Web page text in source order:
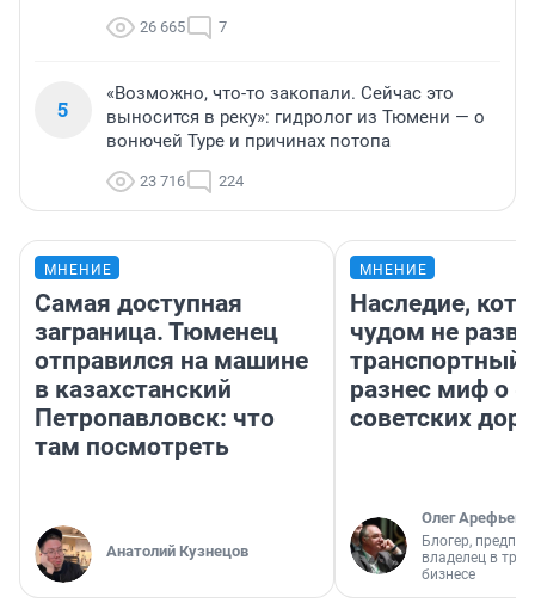
26 665 7
5
«Возможно, что-то закопали. Сейчас это
выносится в реку»: гидролог из Тюмени — о
вонючей Туре и причинах потопа
23 716 224
МНЕНИЕ
Самая доступная
заграница. Тюменец
отправился на машине
в казахстанский
Петропавловск: что
там посмотреть
Анатолий Кузнецов
МНЕНИЕ
Наследие,
чудом не
транспортный
разнес миф о
советских
Олег Арефьев
Блогер,
владелец в
бизнесе